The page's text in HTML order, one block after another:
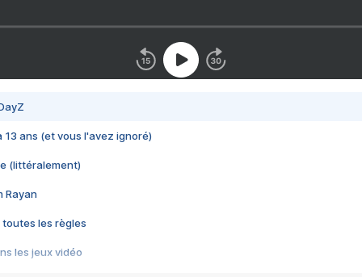
13 ans (et vous l'avez ignoré)
(littéralement)
Rayan
toutes les règles
les jeux vidéo